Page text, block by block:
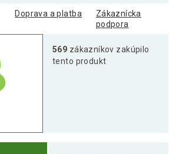
Doprava a platba
Zákaznícka
podpora
569 zákazníkov zakúpilo
tento produkt